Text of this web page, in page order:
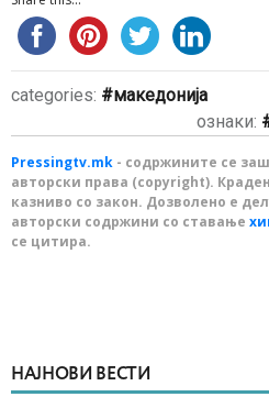
categories:
македонија
ознаки:
Pressingtv.mk - содржините се
авторски права (copyright).
казниво со закон. Дозволено е
авторски содржини со ставање
се цитира.
НАЈНОВИ ВЕСТИ